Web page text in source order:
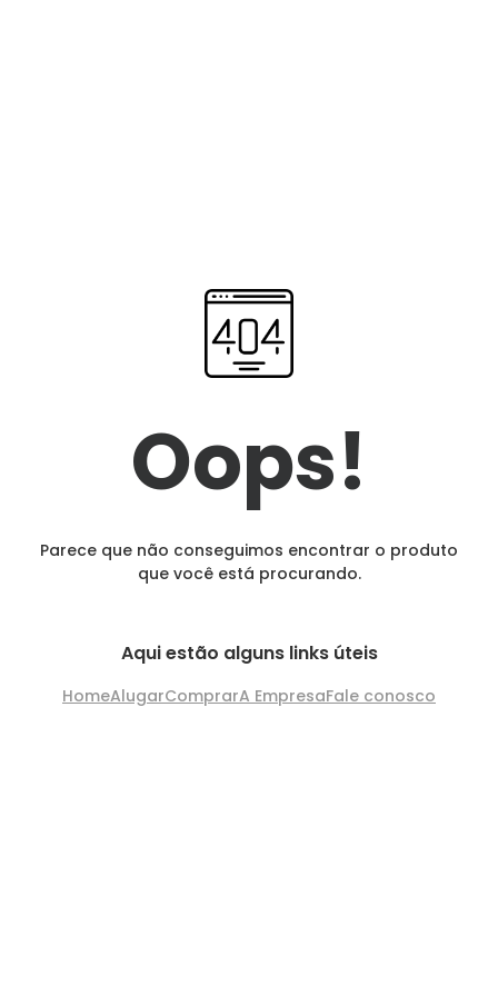
Oops!
Parece que não conseguimos encontrar o produto
que você está procurando.
Aqui estão alguns links úteis
HomeAlugarComprarA EmpresaFale conosco